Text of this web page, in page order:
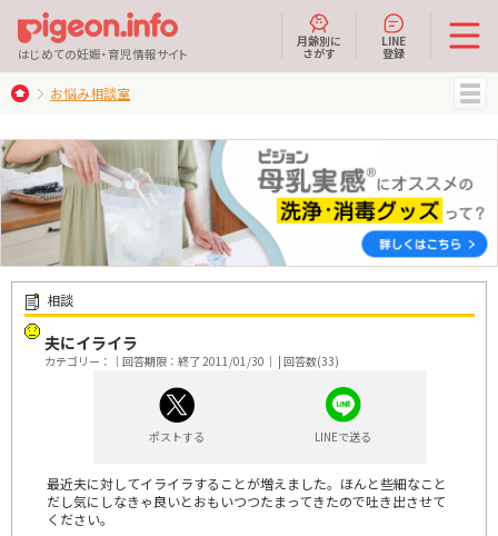
はじめての妊娠・育児情報サイト
月齢別に
さがす
LINE
登録
お悩み相談室
相談
夫にイライラ
カテゴリー：｜回答期限：終了 2011/01/30｜ | 回答数(33)
ポストする LINEで送る
最近夫に対してイライラすることが増えました。ほんと些細なこと
だし気にしなきゃ良いとおもいつつたまってきたので吐き出させて
ください。